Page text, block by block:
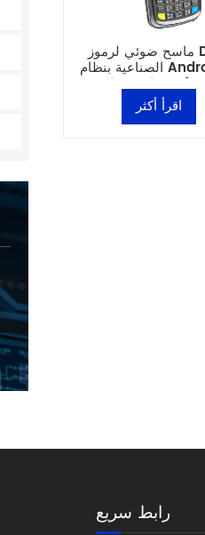
ماسح ضوئي لرموز DPM
الصناعية بنظام Android 11
مقاس 4 بوصات مع لوحة
مفاتيح
اقرأ أكثر
رابط سريع